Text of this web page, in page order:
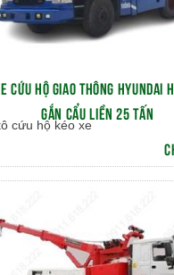
CỨU HỘ GIAO THÔNG HYUNDAI
GẮN CẨU LIỀN 25 TẤN
cứu hộ kéo xe